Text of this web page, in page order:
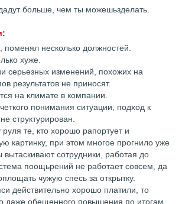
больше, чем ты можешьзделать.
поменял несколько должностей.
хуже.
серьезных изменений, похожих на
результатов не приносят.
на климате в компании.
понимания ситуации, подход к
структурирован.
руля те, кто хорошо рапортует и
картинку, при этом многое прогнило уже
вытаскивают сотрудники, работая до
поощьрений не работает совсем, да
чужую спесь за открытку.
действительно хорошо платили, то
даже обещенного повышения по итогам